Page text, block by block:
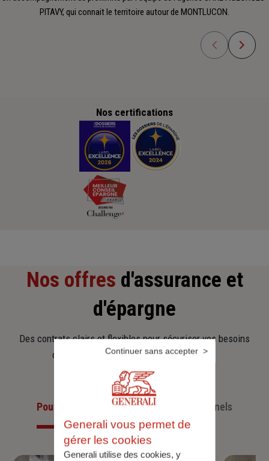
PITAVY, qui connait le territoire autour de MONTLUCON.
Nos certifications
Nos offres d'assurance et
d'épargne
Des contrats clairs et flexibles pour sécuriser vos besoins
d’aujourd’hui et anticiper ceux de demain.
Pour les particuliersPour les professionnels
Generali vous permet de
gérer les cookies
Generali utilise des cookies, y
Continuer sans accepter